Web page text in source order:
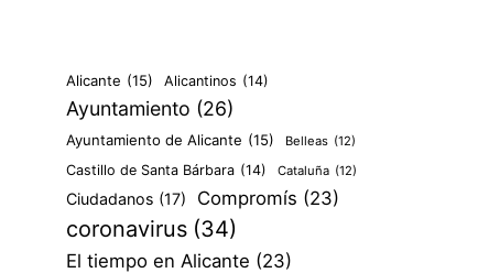
Alicante (15) Alicantinos (14)
Ayuntamiento (26)
Ayuntamiento de Alicante (15) Belleas (12)
Castillo de Santa Bárbara (14) Cataluña (12)
Ciudadanos (17) Compromís (23)
coronavirus (34)
El tiempo en Alicante (23)